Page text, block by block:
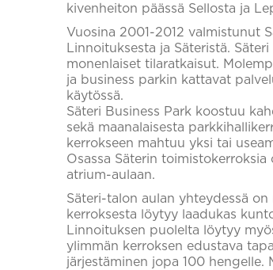
kivenheiton päässä Sellosta ja
Vuosina 2001-2012 valmistunut
Linnoituksesta ja Säteristä.
monenlaiset tilaratkaisut.
ja business parkin kattavat
käytössä.
Säteri Business Park koostuu
sekä maanalaisesta
kerrokseen mahtuu yksi tai
Osassa Säterin
atrium-aulaan.
Säteri-talon aulan yhteydessä
kerroksesta löytyy laadukas
Linnoituksen puolelta löytyy
ylimmän kerroksen edustava
järjestäminen jopa 100